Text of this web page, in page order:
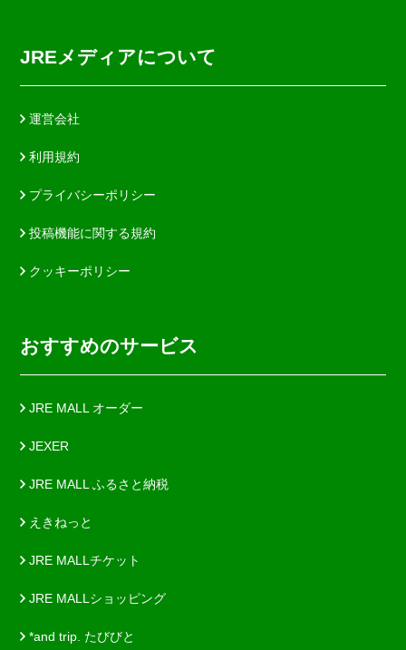
JREメディアについて
運営会社
利用規約
プライバシーポリシー
投稿機能に関する規約
クッキーポリシー
おすすめのサービス
JRE MALL オーダー
JEXER
JRE MALL ふるさと納税
えきねっと
JRE MALLチケット
JRE MALLショッピング
*and trip. たびびと